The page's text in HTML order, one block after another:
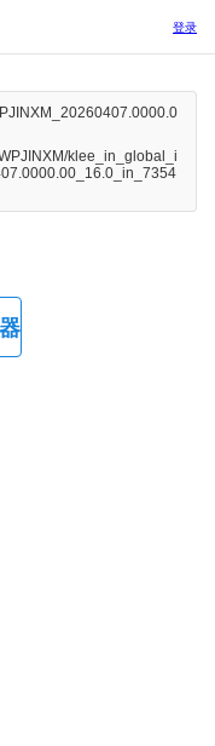
登录
klee_in_global_i